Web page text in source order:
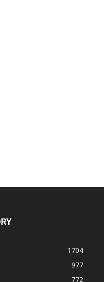
1704
977
772